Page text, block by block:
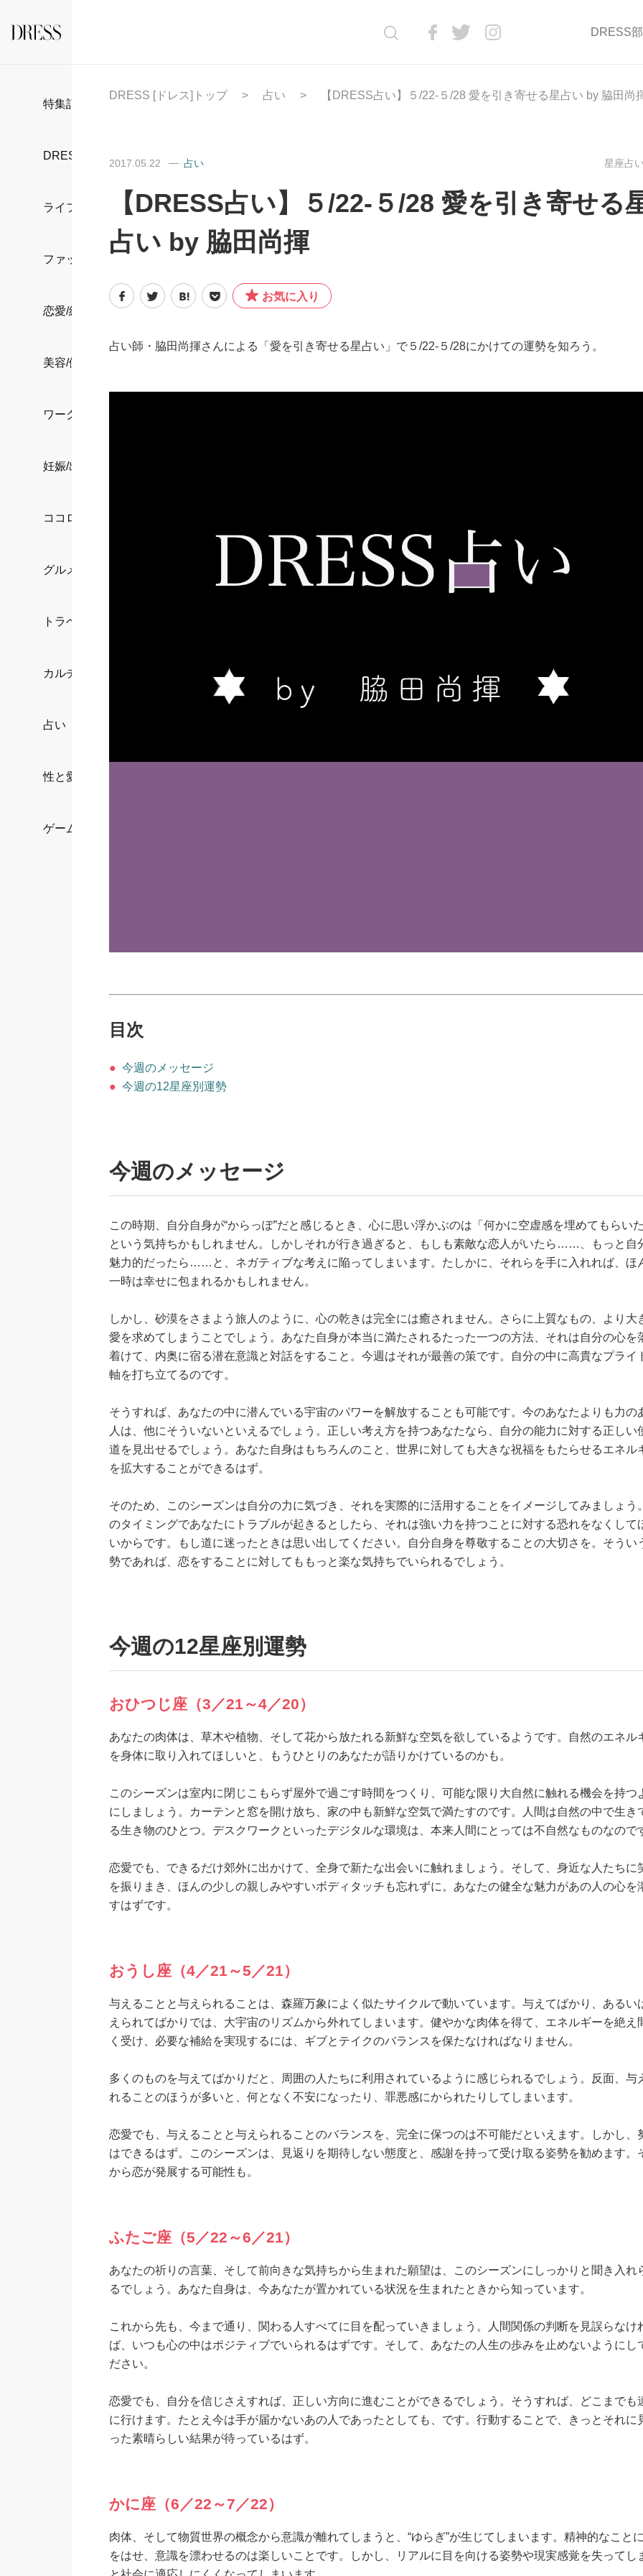
DRESS
特集記事
DRESS部活
ライフスタイル
ファッション
恋愛/結婚/離婚
美容/健康
ワークスタイル
妊娠/出産/家族
ココロ/カラダ
グルメ
トラベル
カルチャー/エンタメ
占い
性と愛
ゲーム
DRESS [ドレス]トップ 占い 【DRESS占い】５/22‐５/28 愛を引き寄せる星占い by 脇田尚
2017.05.22 占い 星座占
【DRESS占い】５/22‐５/28 愛を引き寄せる
占い by 脇田尚揮
お気に入り
占い師・脇田尚揮さんによる「愛を引き寄せる星占い」で５/22‐５/28にかけての運勢を知ろう。
目次
● 今週のメッセージ
● 今週の12星座別運勢
今週のメッセージ
この時期、自分自身が“からっぽ”だと感じるとき、心に思い浮かぶのは「何かに空虚感を埋めてもらいた
という気持ちかもしれません。しかしそれが行き過ぎると、もしも素敵な恋人がいたら……、もっと自
魅力的だったら……と、ネガティブな考えに陥ってしまいます。たしかに、それらを手に入れれば、ほ
一時は幸せに包まれるかもしれません。
しかし、砂漠をさまよう旅人のように、心の乾きは完全には癒されません。さらに上質なもの、より大
愛を求めてしまうことでしょう。あなた自身が本当に満たされるたった一つの方法、それは自分の心を
着けて、内奥に宿る潜在意識と対話をすること。今週はそれが最善の策です。自分の中に高貴なプライ
軸を打ち立てるのです。
そうすれば、あなたの中に潜んでいる宇宙のパワーを解放することも可能です。今のあなたよりも力の
人は、他にそういないといえるでしょう。正しい考え方を持つあなたなら、自分の能力に対する正しい
道を見出せるでしょう。あなた自身はもちろんのこと、世界に対しても大きな祝福をもたらせるエネル
を拡大することができるはず。
そのため、このシーズンは自分の力に気づき、それを実際的に活用することをイメージしてみましょう
のタイミングであなたにトラブルが起きるとしたら、それは強い力を持つことに対する恐れをなくして
いからです。もし道に迷ったときは思い出してください。自分自身を尊敬することの大切さを。そうい
勢であれば、恋をすることに対してももっと楽な気持ちでいられるでしょう。
今週の12星座別運勢
おひつじ座（3／21～4／20）
あなたの肉体は、草木や植物、そして花から放たれる新鮮な空気を欲しているようです。自然のエネル
を身体に取り入れてほしいと、もうひとりのあなたが語りかけているのかも。
このシーズンは室内に閉じこもらず屋外で過ごす時間をつくり、可能な限り大自然に触れる機会を持つ
にしましょう。カーテンと窓を開け放ち、家の中も新鮮な空気で満たすのです。人間は自然の中で生き
る生き物のひとつ。デスクワークといったデジタルな環境は、本来人間にとっては不自然なものなので
恋愛でも、できるだけ郊外に出かけて、全身で新たな出会いに触れましょう。そして、身近な人たちに
を振りまき、ほんの少しの親しみやすいボディタッチも忘れずに。あなたの健全な魅力があの人の心を
すはずです。
おうし座（4／21～5／21）
与えることと与えられることは、森羅万象によく似たサイクルで動いています。与えてばかり、あるい
えられてばかりでは、大宇宙のリズムから外れてしまいます。健やかな肉体を得て、エネルギーを絶え
く受け、必要な補給を実現するには、ギブとテイクのバランスを保たなければなりません。
多くのものを与えてばかりだと、周囲の人たちに利用されているように感じられるでしょう。反面、与
れることのほうが多いと、何となく不安になったり、罪悪感にかられたりしてしまいます。
恋愛でも、与えることと与えられることのバランスを、完全に保つのは不可能だといえます。しかし、
はできるはず。このシーズンは、見返りを期待しない態度と、感謝を持って受け取る姿勢を勧めます。
から恋が発展する可能性も。
ふたご座（5／22～6／21）
あなたの祈りの言葉、そして前向きな気持ちから生まれた願望は、このシーズンにしっかりと聞き入れ
るでしょう。あなた自身は、今あなたが置かれている状況を生まれたときから知っています。
これから先も、今まで通り、関わる人すべてに目を配っていきましょう。人間関係の判断を見誤らなけ
ば、いつも心の中はポジティブでいられるはずです。そして、あなたの人生の歩みを止めないようにし
ださい。
恋愛でも、自分を信じさえすれば、正しい方向に進むことができるでしょう。そうすれば、どこまでも
に行けます。たとえ今は手が届かないあの人であったとしても、です。行動することで、きっとそれに
った素晴らしい結果が待っているはず。
かに座（6／22～7／22）
肉体、そして物質世界の概念から意識が離れてしまうと、“ゆらぎ”が生じてしまいます。精神的なこと
をはせ、意識を漂わせるのは楽しいことです。しかし、リアルに目を向ける姿勢や現実感覚を失ってし